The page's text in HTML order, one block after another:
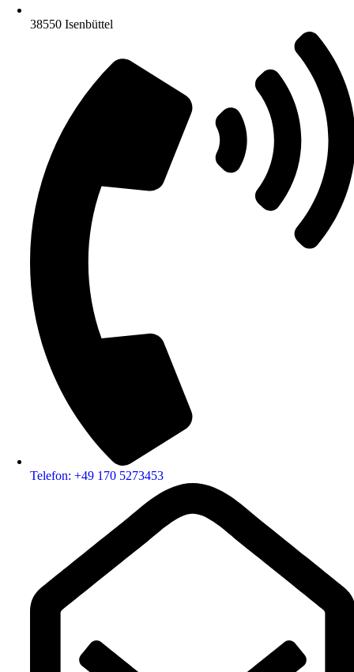
38550 Isenbüttel
Telefon: +49 170 5273453